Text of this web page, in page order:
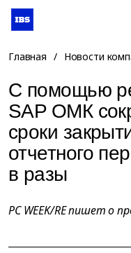
Главная / Новости
С помощью
SAP ОМК
сроки
отчетного
в разы
PC WEEK/RE пишет о